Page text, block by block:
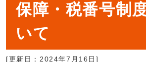
保障・税番号制
いて
[更新日： 2024年7月16日 ]